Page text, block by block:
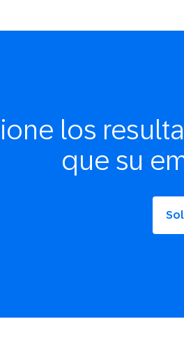
los
que su